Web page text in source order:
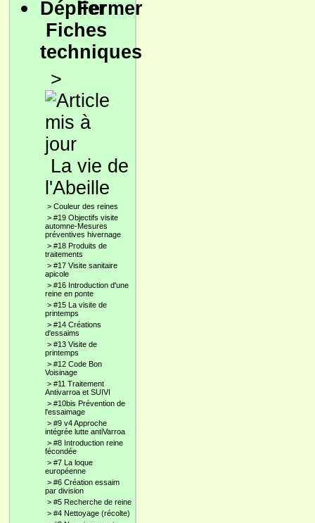
Fiches
techniques
>
La vie de
l'Abeille
> Couleur des reines
> #19 Objectifs visite
automne-Mesures
préventives hivernage
> #18 Produits de
traitements
> #17 Visite sanitaire
apicole
> #16 Introduction d'une
reine en ponte
> #15 La visite de
printemps
> #14 Créations
d'essaims
> #13 Visite de
printemps
> #12 Code Bon
Voisinage
> #11 Traitement
Antivarroa et SUIVI
> #10bis Prévention de
l'essaimage
> #9 v4 Approche
intégrée lutte antiVarroa
> #8 Introduction reine
fécondée
> #7 La loque
européenne
> #6 Création essaim
par division
> #5 Recherche de reine
> #4 Nettoyage (récolte)